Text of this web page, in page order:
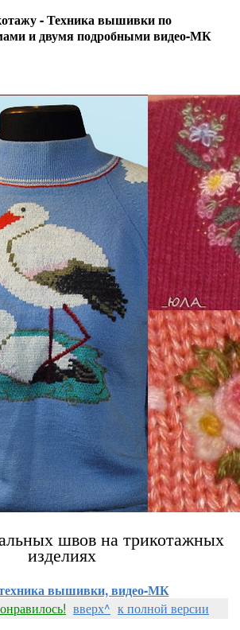
- Техника вышивки по
и двумя подробными видео-МК
швов на трикотажных
изделиях
вышивки, видео-МК
вверх^ к полной версии